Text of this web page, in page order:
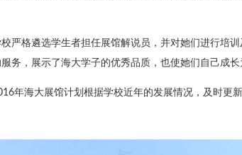
严格遴选学生者担任展馆解说员，并对她们进行培
务，展示了海大学子的优秀品质，也使她们自己成
年海大展馆计划根据学校近年的发展情况，及时更